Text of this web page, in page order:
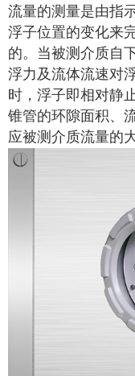
流量的测量是由指
浮子位置的变化来
的。当被测介质自
浮力及流体流速对
时，浮子即相对静
锥管的环隙面积、
应被测介质流量的大